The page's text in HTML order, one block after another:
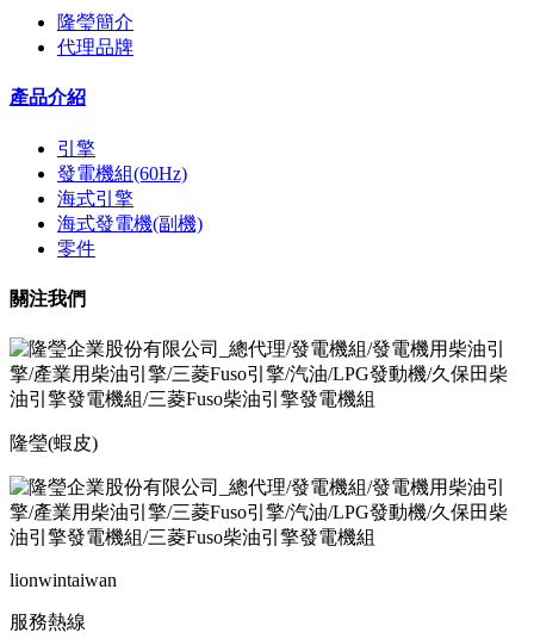
隆瑩簡介
代理品牌
產品介紹
引擎
發電機組(60Hz)
海式引擎
海式發電機(副機)
零件
關注我們
隆瑩(蝦皮)
lionwintaiwan
服務熱線